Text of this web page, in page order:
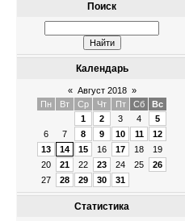
Поиск
Календарь
« Август 2018 »
Пн
Вт Ср Чт Пт Сб
Вс
1
2 3 4
5
6
7 8 9 10 11
12
13
14 15 16 17 18
19
20
21 22 23 24 25
26
27
28 29 30 31
Статистика